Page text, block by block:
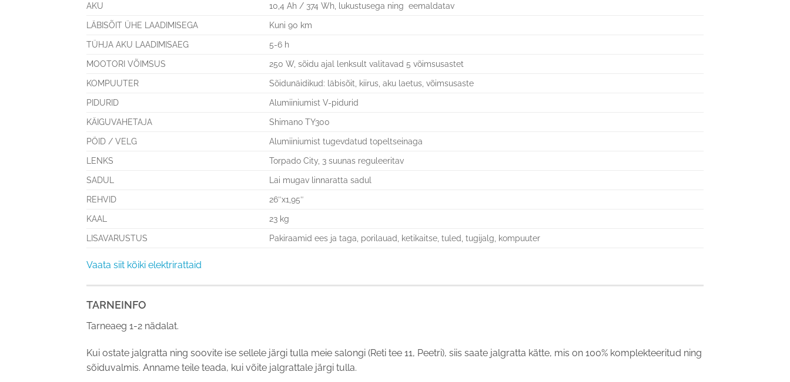
AKU
10,4 Ah / 374 Wh, lukustusega ning eemaldatav
LÄBISÕIT ÜHE LAADIMISEGA
Kuni 90 km
TÜHJA AKU LAADIMISAEG
5-6 h
MOOTORI VÕIMSUS
250 W, sõidu ajal lenksult valitavad 5 võimsusastet
KOMPUUTER
Sõidunäidikud: läbisõit, kiirus, aku laetus, võimsusaste
PIDURID
Alumiiniumist V-pidurid
KÄIGUVAHETAJA
Shimano TY300
PÖID / VELG
Alumiiniumist tugevdatud topeltseinaga
LENKS
Torpado City, 3 suunas reguleeritav
SADUL
Lai mugav linnaratta sadul
REHVID
26″x1,95″
KAAL
23 kg
LISAVARUSTUS
Pakiraamid ees ja taga, porilauad, ketikaitse, tuled, tugijalg, kompuuter
Vaata siit kõiki elektrirattaid
TARNEINFO
Tarneaeg 1-2 nädalat.
Kui ostate jalgratta ning soovite ise sellele järgi tulla meie salongi (Reti tee 11, Peetri), siis saate jalgratta kätte, mis on 100% komplekteeritud ning
sõiduvalmis. Anname teile teada, kui võite jalgrattale järgi tulla.